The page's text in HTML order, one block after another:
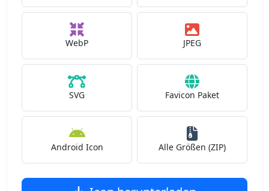
WebP JPEG
SVG Favicon Paket
Android Icon Alle Größen (ZIP)